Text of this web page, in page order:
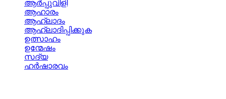
ആര്‍പ്പുവിളി
ആഹാരം
ആഹ്ലാദം
ആഹ്ലാദിപ്പിക്കുക
ഉത്സാഹം
ഉന്മേഷം
സദ്യ
ഹര്‍ഷാരവം